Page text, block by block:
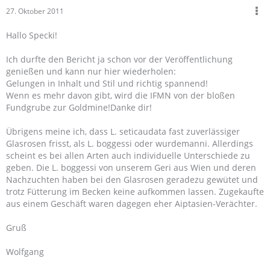
27. Oktober 2011
Hallo Specki!
Ich durfte den Bericht ja schon vor der Veröffentlichung
genießen und kann nur hier wiederholen:
Gelungen in Inhalt und Stil und richtig spannend!
Wenn es mehr davon gibt, wird die IFMN von der bloßen
Fundgrube zur Goldmine!Danke dir!
Übrigens meine ich, dass L. seticaudata fast zuverlässiger
Glasrosen frisst, als L. boggessi oder wurdemanni. Allerdings
scheint es bei allen Arten auch individuelle Unterschiede zu
geben. Die L. boggessi von unserem Geri aus Wien und deren
Nachzuchten haben bei den Glasrosen geradezu gewütet und
trotz Fütterung im Becken keine aufkommen lassen. Zugekaufte
aus einem Geschäft waren dagegen eher Aiptasien-Verächter.
Gruß
Wolfgang